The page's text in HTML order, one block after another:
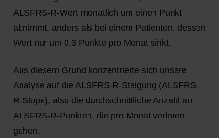
ALSFRS-R-Wert monatlich um einen Punkt
abnimmt, anders als bei einem Patienten, dessen
Wert nur um 0,3 Punkte pro Monat sinkt.
Aus diesem Grund konzentrierte sich unsere
Analyse auf die ALSFRS-R-Steigung (ALSFRS-
R-Slope), also die durchschnittliche Anzahl an
ALSFRS-R-Punkten, die pro Monat verloren
gehen.